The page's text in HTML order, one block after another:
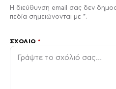
Η διεύθυνση email σας δεν
πεδία σημειώνονται με *.
ΣΧΌΛΙΟ*